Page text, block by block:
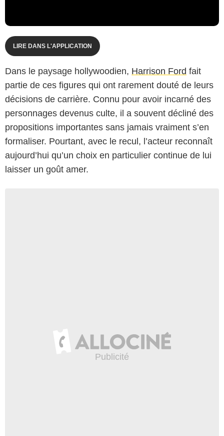
LIRE DANS L'APPLICATION
Dans le paysage hollywoodien, Harrison Ford fait
partie de ces figures qui ont rarement douté de leurs
décisions de carrière. Connu pour avoir incarné des
personnages devenus culte, il a souvent décliné des
propositions importantes sans jamais vraiment s’en
formaliser. Pourtant, avec le recul, l’acteur reconnaît
aujourd’hui qu’un choix en particulier continue de lui
laisser un goût amer.